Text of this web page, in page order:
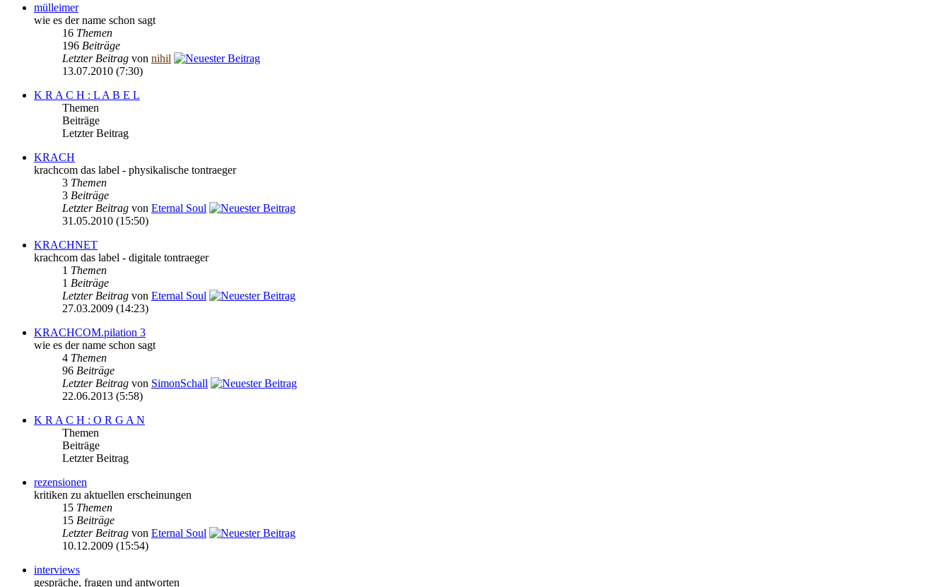
mülleimer
wie es der name schon sagt
16 Themen
196 Beiträge
Letzter Beitrag von nihil
13.07.2010 (7:30)
K R A C H : L A B E L
Themen
Beiträge
Letzter Beitrag
KRACH
krachcom das label - physikalische tontraeger
3 Themen
3 Beiträge
Letzter Beitrag von Eternal Soul
31.05.2010 (15:50)
KRACHNET
krachcom das label - digitale tontraeger
1 Themen
1 Beiträge
Letzter Beitrag von Eternal Soul
27.03.2009 (14:23)
KRACHCOM.pilation 3
wie es der name schon sagt
4 Themen
96 Beiträge
Letzter Beitrag von SimonSchall
22.06.2013 (5:58)
K R A C H : O R G A N
Themen
Beiträge
Letzter Beitrag
rezensionen
kritiken zu aktuellen erscheinungen
15 Themen
15 Beiträge
Letzter Beitrag von Eternal Soul
10.12.2009 (15:54)
interviews
gespräche, fragen und antworten